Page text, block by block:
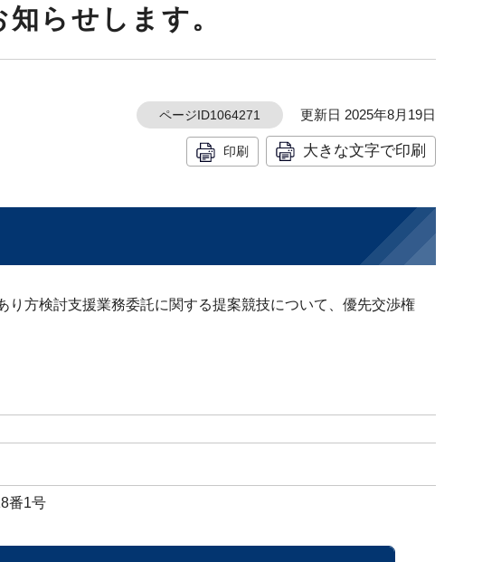
らせします。
ページID1064271 更新日 2025年8月19日
印刷 大きな文字で印刷
方検討支援業務委託に関する提案競技について、優先交渉権
番1号